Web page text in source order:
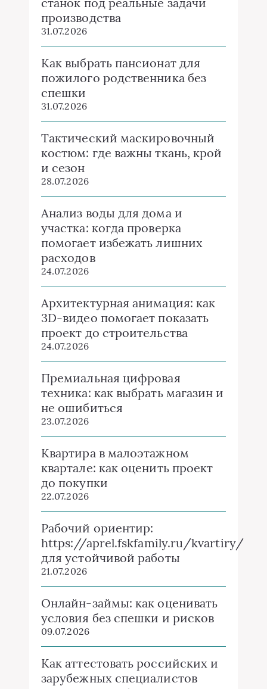
производства
31.07.2026
Как выбрать пансионат для
пожилого родственника без
спешки
31.07.2026
Тактический маскировочный
костюм: где важны ткань, крой
и сезон
28.07.2026
Анализ воды для дома и
участка: когда проверка
помогает избежать лишних
расходов
24.07.2026
Архитектурная анимация: как
3D-видео помогает показать
проект до строительства
24.07.2026
Премиальная цифровая
техника: как выбрать магазин и
не ошибиться
23.07.2026
Квартира в малоэтажном
квартале: как оценить проект
до покупки
22.07.2026
Рабочий ориентир:
https://aprel.fskfamily.ru/kvartiry/
для устойчивой работы
21.07.2026
Онлайн-займы: как оценивать
условия без спешки и рисков
09.07.2026
Как аттестовать российских и
зарубежных специалистов